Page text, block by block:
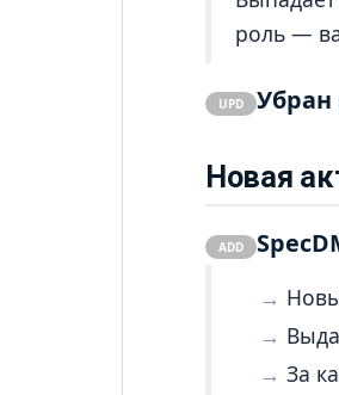
роль —
UPD Убран
Новая
ADD
За